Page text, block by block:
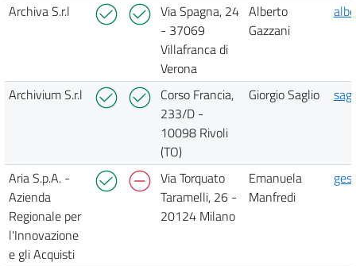
Archiva S.r.l
Via Spagna, 24
- 37069
Villafranca di
Verona
Alberto
Gazzani
Archivium S.r.l
Corso Francia,
233/D -
10098 Rivoli
(TO)
Giorgio Saglio
Aria S.p.A. -
Azienda
Regionale per
l'Innovazione
e gli Acquisti
Via Torquato
Taramelli, 26 -
20124 Milano
Emanuela
Manfredi